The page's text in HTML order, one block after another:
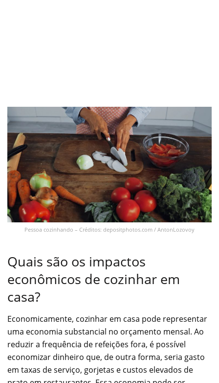
Pessoa cozinhando – Créditos: depositphotos.com / AntonLozovoy
Quais são os impactos
econômicos de cozinhar em
casa?
Economicamente, cozinhar em casa pode representar
uma economia substancial no orçamento mensal. Ao
reduzir a frequência de refeições fora, é possível
economizar dinheiro que, de outra forma, seria gasto
em taxas de serviço, gorjetas e custos elevados de